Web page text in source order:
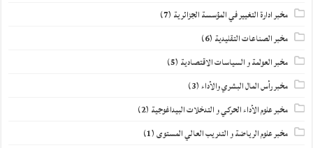
مخبر ادارة التغيير في المؤسسة الجزائرية (7)
مخبر الصناعات التقليدية (6)
مخبر العولمة و السياسات الاقتصادية (5)
مخبر رأس المال البشري والأداء(3)
مخبر علوم الأداء الحركي و التدخلات البيداغوجية (2)
مخبر علوم الرياضة و التدريب العالي المستوى(1)